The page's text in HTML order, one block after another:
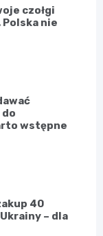
czołgi
nie
do
wstępne
40
– dla